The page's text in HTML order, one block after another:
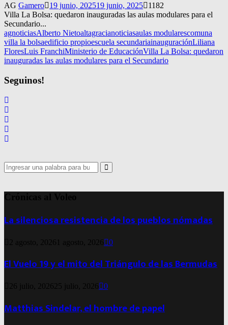
AG Gamero 19 junio, 202519 junio, 2025
1182
Villa La Bolsa: quedaron inauguradas las aulas modulares para el
Secundario...
agnoticiasAlberto Nietoaltagracianoticiasaulas modularescomuna
villa la bolsaedificio propioescuela secundariainauguraciónLiliana
FloresLuis FranchiMinisterio de EducaciónVilla La Bolsa: quedaron
inauguradas las aulas modulares para el Secundario
Seguinos!
Search
for:
Search
Crónicas al Voleo
La silenciosa resistencia de los pueblos nómadas
2 agosto, 2026 1 agosto, 2026 0
El Vuelo 19 y el mito del Triángulo de las Bermudas
26 julio, 2026 25 julio, 2026 0
Matthias Sindelar, el hombre de papel